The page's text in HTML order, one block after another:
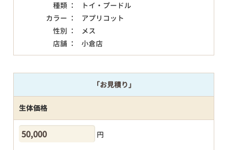
種類 ：
トイ・プードル
カラー ：
アプリコット
性別 ：
メス
店舗 ：
小倉店
「お見積り」
生体価格
円